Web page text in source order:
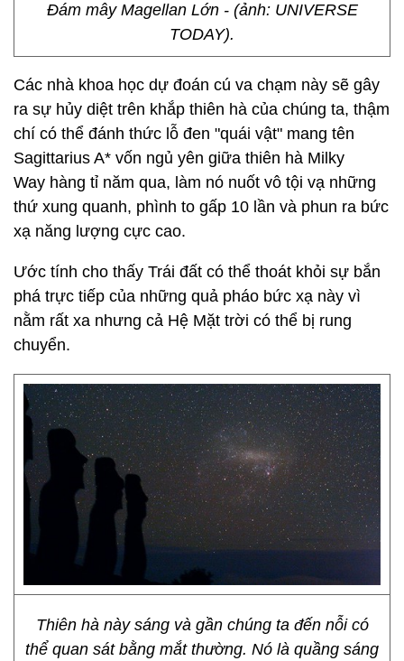
Đám mây Magellan Lớn - (ảnh: UNIVERSE
TODAY).
Các nhà khoa học dự đoán cú va chạm này sẽ gây
ra sự hủy diệt trên khắp thiên hà của chúng ta, thậm
chí có thể đánh thức lỗ đen "quái vật" mang tên
Sagittarius A* vốn ngủ yên giữa thiên hà Milky
Way hàng tỉ năm qua, làm nó nuốt vô tội vạ những
thứ xung quanh, phình to gấp 10 lần và phun ra bức
xạ năng lượng cực cao.
Ước tính cho thấy Trái đất có thể thoát khỏi sự bắn
phá trực tiếp của những quả pháo bức xạ này vì
nằm rất xa nhưng cả Hệ Mặt trời có thể bị rung
chuyển.
Thiên hà này sáng và gần chúng ta đến nỗi có
thể quan sát bằng mắt thường. Nó là quầng sáng